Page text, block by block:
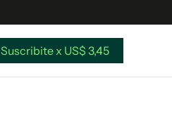
Suscribite x US$ 3,45